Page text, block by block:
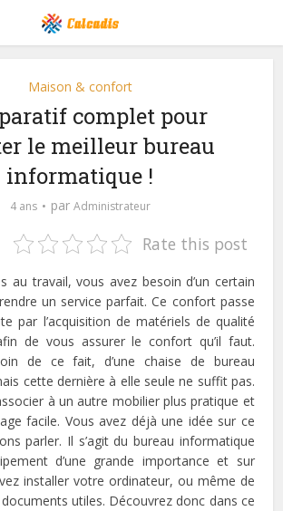
Maison & confort
complet pour
le meilleur bureau
informatique !
4 ans par Administrateur
Rate this post
au travail, vous avez besoin d’un certain
un service parfait. Ce confort passe
par l’acquisition de matériels de qualité
de vous assurer le confort qu’il faut.
de ce fait, d’une chaise de bureau
cette dernière à elle seule ne suffit pas.
à un autre mobilier plus pratique et
facile. Vous avez déjà une idée sur ce
parler. Il s’agit du bureau informatique
d’une grande importance et sur
installer votre ordinateur, ou même de
utiles. Découvrez donc dans ce